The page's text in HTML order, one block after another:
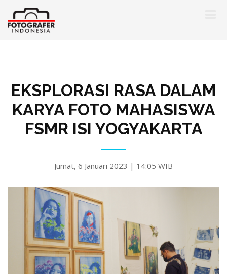
EKSPLORASI RASA DALAM
KARYA FOTO MAHASISWA
FSMR ISI YOGYAKARTA
Jumat, 6 Januari 2023 | 14:05 WIB